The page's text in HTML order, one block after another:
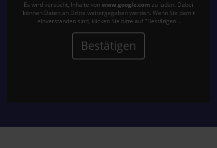
Es wird versucht, Inhalte von www.google.com zu laden. Dabei
können Daten an Dritte weitergegeben werden. Wenn Sie damit
einverstanden sind, klicken Sie bitte auf "Bestätigen".
Bestätigen